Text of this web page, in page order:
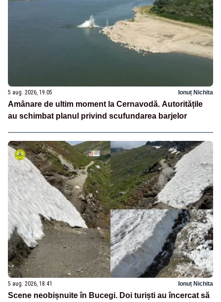
5 aug. 2026, 19:05 Ionuț Nichita
Amânare de ultim moment la Cernavodă. Autoritățile
au schimbat planul privind scufundarea barjelor
5 aug. 2026, 18:41 Ionuț Nichita
Scene neobișnuite în Bucegi. Doi turiști au încercat să